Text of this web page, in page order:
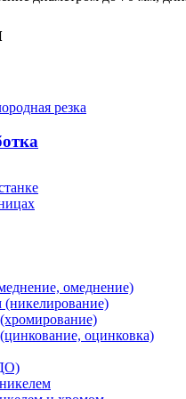
омеднение)
(никелирование)
оцинковка)
резка